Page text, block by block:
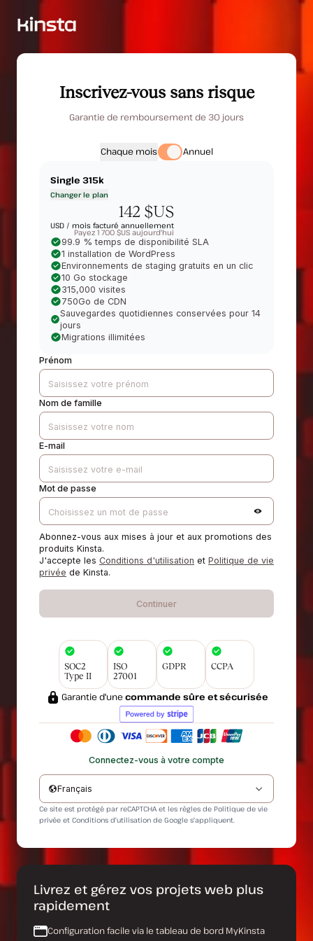
Inscrivez-vous sans risque
Garantie de remboursement de 30 jours
Chaque mois Annuel
Single 315k
Changer le plan
142 $US
USD / mois facturé annuellement
Payez 1 700 $US aujourd'hui
99.9 % temps de disponibilité SLA
1 installation de WordPress
Environnements de staging gratuits en un clic
10 Go stockage
315,000 visites
750Go de CDN
Sauvegardes quotidiennes conservées pour 14
jours
Migrations illimitées
Prénom
Nom de famille
E-mail
Mot de passe
Abonnez-vous aux mises à jour et aux promotions des
produits Kinsta.
J'accepte les Conditions d'utilisation et Politique de vie
privée de Kinsta.
Continuer
SOC2
Type II
ISO
27001
GDPR CCPA
Garantie d'unecommande sûre et sécurisée
Connectez-vous à votre compte
Français
Ce site est protégé par reCAPTCHA et les règles de Politique de vie
privée et Conditions d'utilisation de Google s'appliquent.
Livrez et gérez vos projets web plus
rapidement
Configuration facile via le tableau de bord MyKinsta